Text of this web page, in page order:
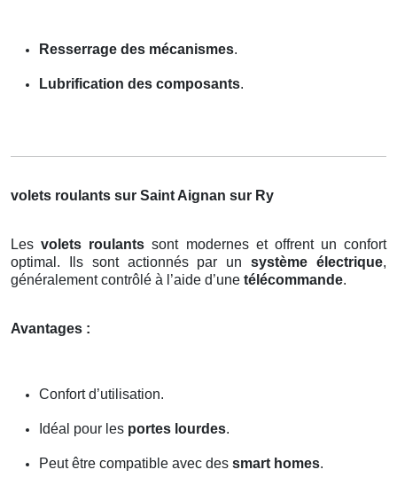
Resserrage des mécanismes.
Lubrification des composants.
volets roulants sur Saint Aignan sur Ry
Lesvolets roulants sont modernes et offrent un confort
optimal. Ils sont actionnés par unsystème électrique,
généralement contrôlé à l’aide d’une télécommande.
Avantages :
Confort d’utilisation.
Idéal pour les portes lourdes.
Peut être compatible avec des smart homes.